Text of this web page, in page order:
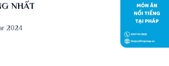
NHẤT
2024